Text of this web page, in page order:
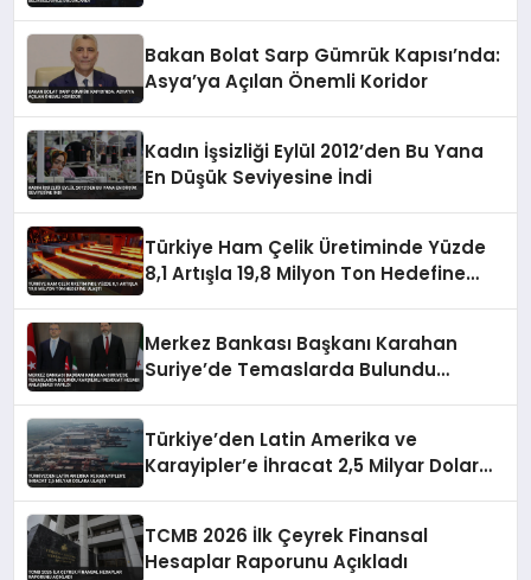
Bakan Bolat Sarp Gümrük Kapısı’nda:
Asya’ya Açılan Önemli Koridor
Kadın İşsizliği Eylül 2012’den Bu Yana
En Düşük Seviyesine İndi
Türkiye Ham Çelik Üretiminde Yüzde
8,1 Artışla 19,8 Milyon Ton Hedefine
Merkez Bankası Başkanı Karahan
Suriye’de Temaslarda Bulundu
Türkiye’den Latin Amerika ve
Karayipler’e İhracat 2,5 Milyar Dolara
TCMB 2026 İlk Çeyrek Finansal
Hesaplar Raporunu Açıkladı